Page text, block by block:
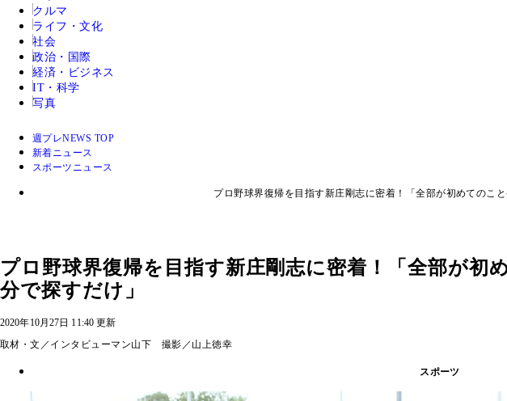
クルマ
ライフ・文化
社会
政治・国際
経済・ビジネス
IT・科学
写真
週プレNEWS TOP
新着ニュース
スポーツニュース
プロ野球界復帰を目指す新庄剛志に密着！「全部が初めてのこ
プロ野球界復帰を目指す新庄剛志に密着！「全部が初
分で探すだけ」
2020年10月27日 11:40 更新
取材・文／インタビューマン山下 撮影／山上徳幸
スポーツ